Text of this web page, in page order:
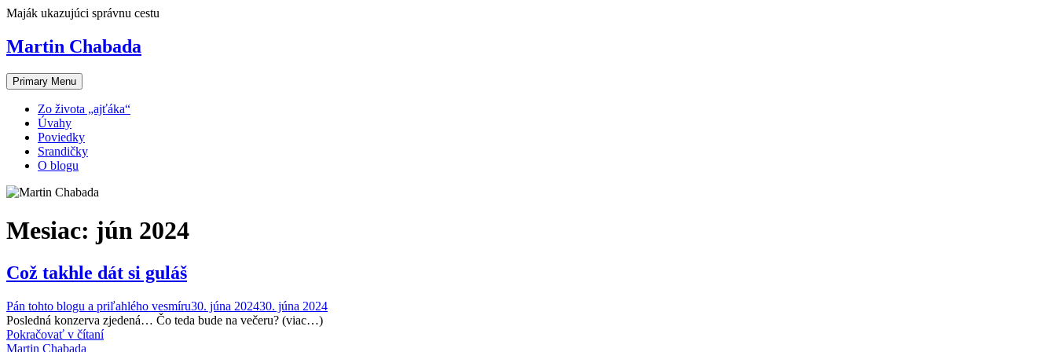
Skip
content
Maják ukazujúci správnu cestu
Martin Chabada
Primary Menu
Zo života „ajťáka“
Úvahy
Poviedky
Srandičky
O blogu
Mesiac: jún 2024
Což takhle dát si guláš
Pán tohto blogu a priľahlého vesmíru30. júna 202430. júna 2024
Posledná konzerva zjedená… Čo teda bude na večeru? (viac…)
Pokračovať v čítaní
Martin Chabada